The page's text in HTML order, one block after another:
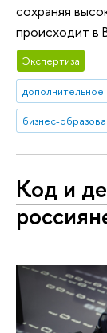
сохраняя
происходит в
Экспертиза
бизнес-
Код и